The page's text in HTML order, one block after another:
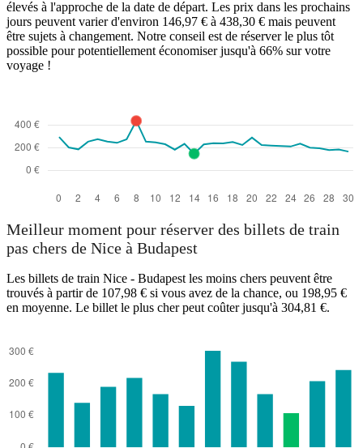
élevés à l'approche de la date de départ. Les prix dans les prochains
jours peuvent varier d'environ 146,97 € à 438,30 € mais peuvent
être sujets à changement. Notre conseil est de réserver le plus tôt
possible pour potentiellement économiser jusqu'à 66% sur votre
voyage !
Meilleur moment pour réserver des billets de train
pas chers de Nice à Budapest
Les billets de train Nice - Budapest les moins chers peuvent être
trouvés à partir de 107,98 € si vous avez de la chance, ou 198,95 €
en moyenne. Le billet le plus cher peut coûter jusqu'à 304,81 €.